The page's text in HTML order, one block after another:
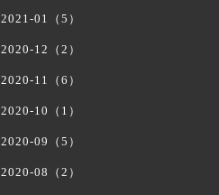
2021-01（5）
2020-12（2）
2020-11（6）
2020-10（1）
2020-09（5）
2020-08（2）